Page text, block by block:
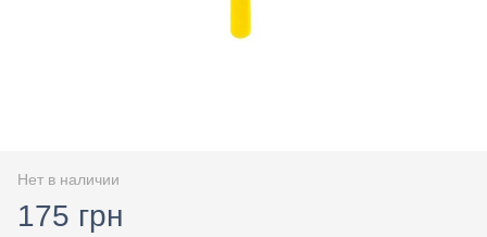
Нет в наличии
175 грн